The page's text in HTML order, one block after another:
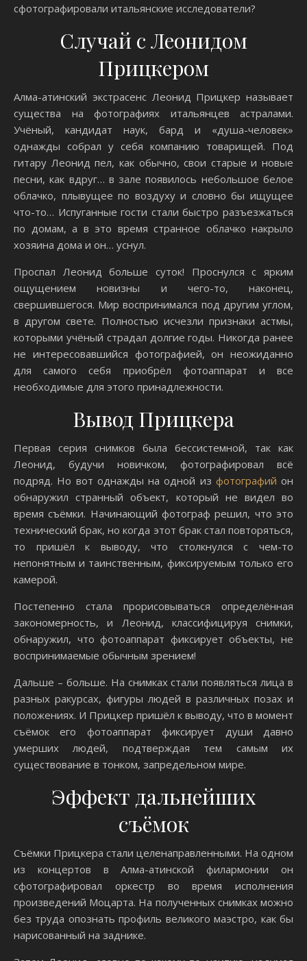
сфотографировали итальянские исследователи?
Случай с Леонидом
Прицкером
Алма-атинский экстрасенс Леонид Прицкер называет
существа на фотографиях итальянцев астралами.
Учёный, кандидат наук, бард и «душа-человек»
однажды собрал у себя компанию товарищей. Под
гитару Леонид пел, как обычно, свои старые и новые
песни, как вдруг… в зале появилось небольшое белое
облачко, плывущее по воздуху и словно бы ищущее
что-то… Испуганные гости стали быстро разъезжаться
по домам, а в это время странное облачко накрыло
хозяина дома и он… уснул.
Проспал Леонид больше суток! Проснулся с ярким
ощущением новизны и чего-то, наконец,
свершившегося. Мир воспринимался под другим углом,
в другом свете. Полностью исчезли признаки астмы,
которыми учёный страдал долгие годы. Никогда ранее
не интересовавшийся фотографией, он неожиданно
для самого себя приобрёл фотоаппарат и все
необходимые для этого принадлежности.
Вывод Прицкера
Первая серия снимков была бессистемной, так как
Леонид, будучи новичком, фотографировал всё
подряд. Но вот однажды на одной из фотографий он
обнаружил странный объект, который не видел во
время съёмки. Начинающий фотограф решил, что это
технический брак, но когда этот брак стал повторяться,
то пришёл к выводу, что столкнулся с чем-то
непонятным и таинственным, фиксируемым только его
камерой.
Постепенно стала прорисовываться определённая
закономерность, и Леонид, классифицируя снимки,
обнаружил, что фотоаппарат фиксирует объекты, не
воспринимаемые обычным зрением!
Дальше – больше. На снимках стали появляться лица в
разных ракурсах, фигуры людей в различных позах и
положениях. И Прицкер пришёл к выводу, что в момент
съёмок его фотоаппарат фиксирует души давно
умерших людей, подтверждая тем самым их
существование в тонком, запредельном мире.
Эффект дальнейших
съёмок
Съёмки Прицкера стали целенаправленными. На одном
из концертов в Алма-атинской филармонии он
сфотографировал оркестр во время исполнения
произведений Моцарта. На полученных снимках можно
без труда опознать профиль великого маэстро, как бы
нарисованный на заднике.